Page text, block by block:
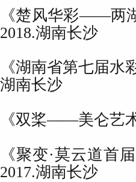
《楚风华彩——两
2018.湖南长沙
《湖南省第七届水
湖南长沙
《双桨——美仑艺
《聚变·莫云道首
2017.湖南长沙